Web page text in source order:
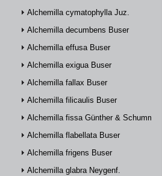
Alchemilla cymatophylla Juz.
Alchemilla decumbens Buser
Alchemilla effusa Buser
Alchemilla exigua Buser
Alchemilla fallax Buser
Alchemilla filicaulis Buser
Alchemilla fissa Günther & Schummel
Alchemilla flabellata Buser
Alchemilla frigens Buser
Alchemilla glabra Neygenf.